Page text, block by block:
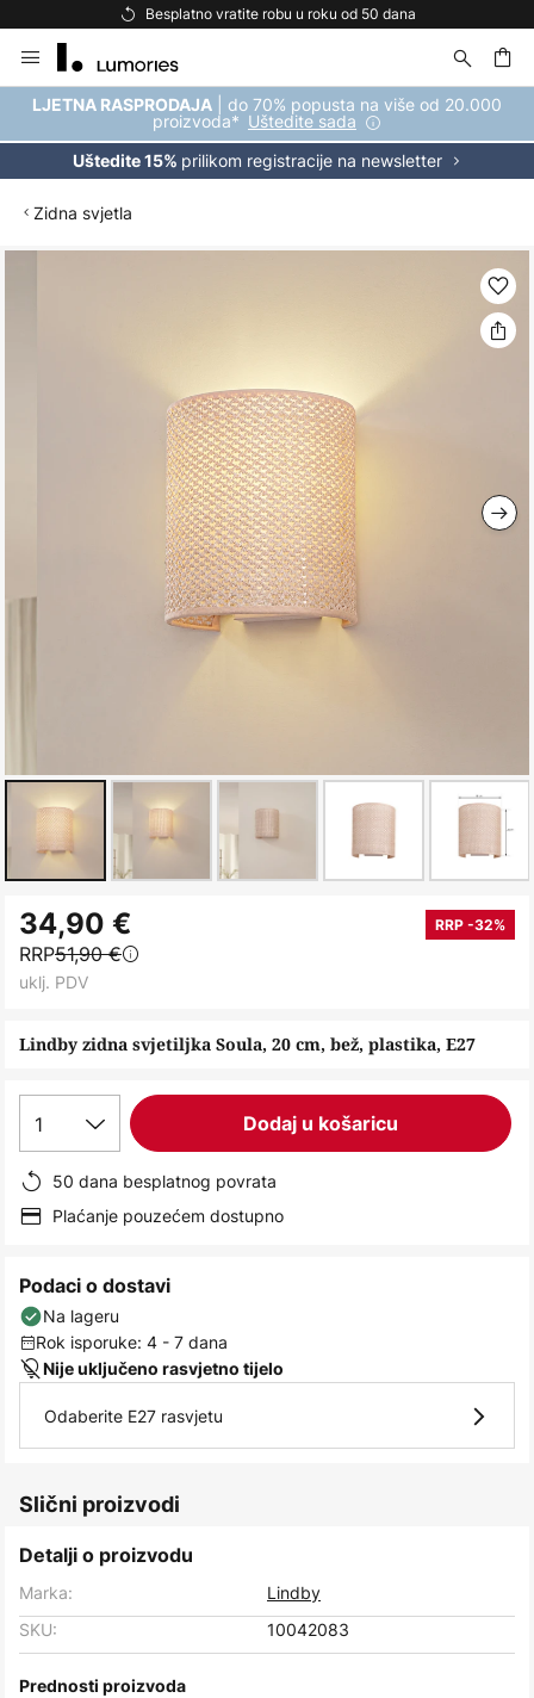
Besplatno vratite robu u roku od 50 dana
to
Content
LJETNA RASPRODAJA | do 70% popusta na više od 20.000
proizvoda* Uštedite sada
Uštedite 15% prilikom registracije na newsletter
Zidna svjetla
to
the
beginning
the
Lindby zidna svjetiljka Soula, 20 cm, bež, plastika, E27
34,90 € RRP -32%
RRP51,90 €
uklj. PDV
1 Dodaj u košaricu
50 dana besplatnog povrata
Plaćanje pouzećem dostupno
Podaci o dostavi
Na lageru
Rok isporuke: 4 - 7 dana
Nije uključeno rasvjetno tijelo
Odaberite E27 rasvjetu
Slični proizvodi
Detalji o proizvodu
Marka:
Lindby
SKU:
10042083
Prednosti proizvoda